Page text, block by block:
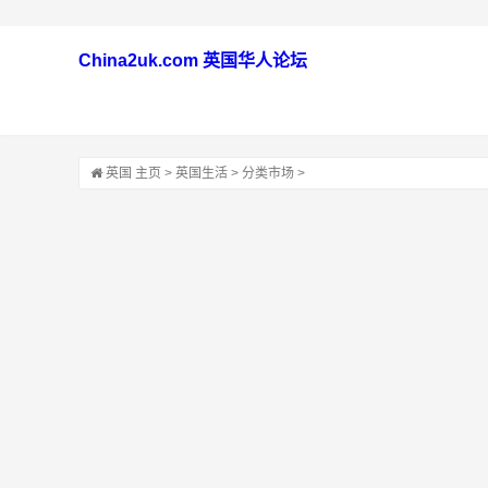
China2uk.com 英国华人论坛
英国 主页 > 英国生活 > 分类市场 >